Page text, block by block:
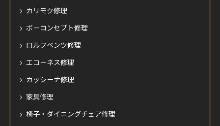
カリモク修理
ボーコンセプト修理
ロルフベンツ修理
エコーネス修理
カッシーナ修理
家具修理
椅子・ダイニングチェア修理